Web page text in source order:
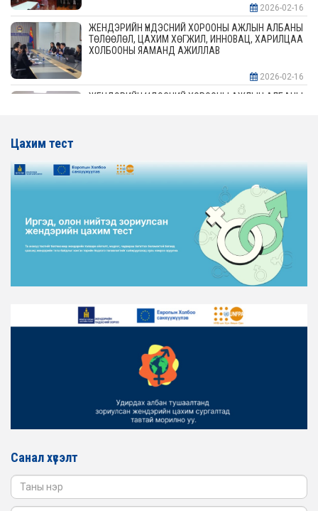
2026-02-16
ЖЕНДЭРИЙН ҮНДЭСНИЙ ХОРООНЫ АЖЛЫН АЛБАНЫ
ТӨЛӨӨЛӨЛ, ЦАХИМ ХӨГЖИЛ, ИННОВАЦ, ХАРИЛЦАА
ХОЛБООНЫ ЯАМАНД АЖИЛЛАВ
2026-02-16
ЖЕНДЭРИЙН ҮНДЭСНИЙ ХОРООНЫ АЖЛЫН АЛБАНЫ
ЖЕНДЭРИЙН ҮНДЭСНИЙ ХОРООНЫ АЖЛЫН АЛБАНЫ
ТӨЛӨӨЛӨЛ ХОТ БАЙГУУЛАЛТ, БАРИЛГА, ОРОН
СУУЦЖУУЛАЛТЫН ЯАМАНД АЖИЛЛАВ
2026-02-16
ЖЕНДЭРИЙН ЭРХ ТЭГШ БАЙДЛЫГ ХАНГАХ ҮЙЛ
АЖИЛЛАГААГ ЭРЧИМЖҮҮЛЭХ САРЫН ХУВААРЬТАЙ
2026-02-16
ТӨЛӨӨЛӨЛ ЗАМ ТЭЭВРИЙН ЯАМАНД АЖИЛЛАВ
ЖЕНДЭРИЙН ҮНДЭСНИЙ ХОРООНЫ АЖЛЫН АЛБАНЫ
ТӨЛӨӨЛӨЛ БАТЛАН ХАМГААЛАХ ЯАМАНД
Цахим тест
Санал хүсэлт